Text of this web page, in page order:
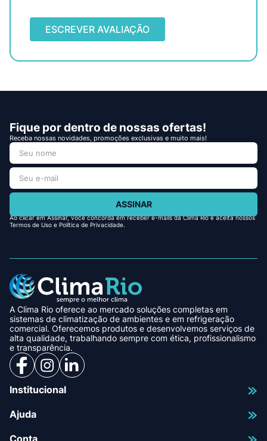
ESCREVER AVALIAÇÃO
Fique por dentro de nossas ofertas!
Receba nossas novidades, promoções exclusivas e muito mais!
ASSINAR
Ao clicar em Assinar, você concorda em receber e-mails da Clima Rio e aceita nossos
Termos de Uso e Política de Privacidade.
A Clima Rio oferece ao mercado soluções completas em
sistemas de climatização de ambientes e em refrigeração
comercial. Oferecemos produtos e desenvolvemos serviços de
alta qualidade, trabalhando sempre com ética, profissionalismo
e transparência.
Institucional
Ajuda